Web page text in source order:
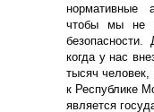
нормативные
чтобы мы не
безопасности.
когда у нас
тысяч
к Республике
является